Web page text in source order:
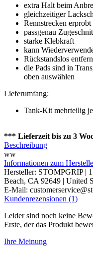
extra Halt beim
gleichzeitiger
Rennstrecken erprobt
passgenau
starke Klebkraft
kann
Rückstandslos
die Pads sind in
oben auswählen
Lieferumfang:
Tank-Kit mehrteilig
*** Lieferzeit bis zu 3
Beschreibung
ww
Informationen zum
Hersteller: STOMPGRIP |
Beach, CA 92649 | United
E-Mail:
Kundenrezensionen (1)
Leider sind noch keine
Erste, der das Produkt
Ihre Meinung